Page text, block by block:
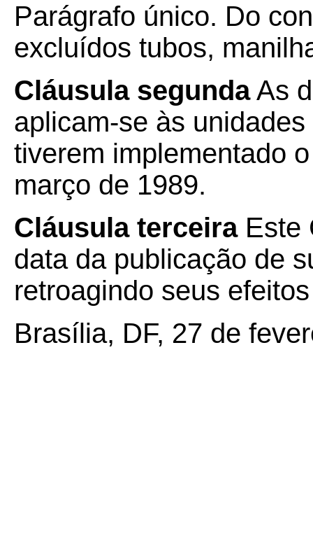
Parágrafo único. Do
excluídos tubos,
Cláusula segundaAs
aplicam-se às
tiverem implementado
março de 1989.
Cláusula terceiraEste
data da publicação de
retroagindo seus
Brasília, DF, 27 de